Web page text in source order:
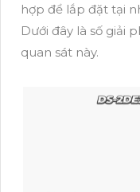
hợp để lắp đặt tại
Dưới đây là số giải
quan sát này.